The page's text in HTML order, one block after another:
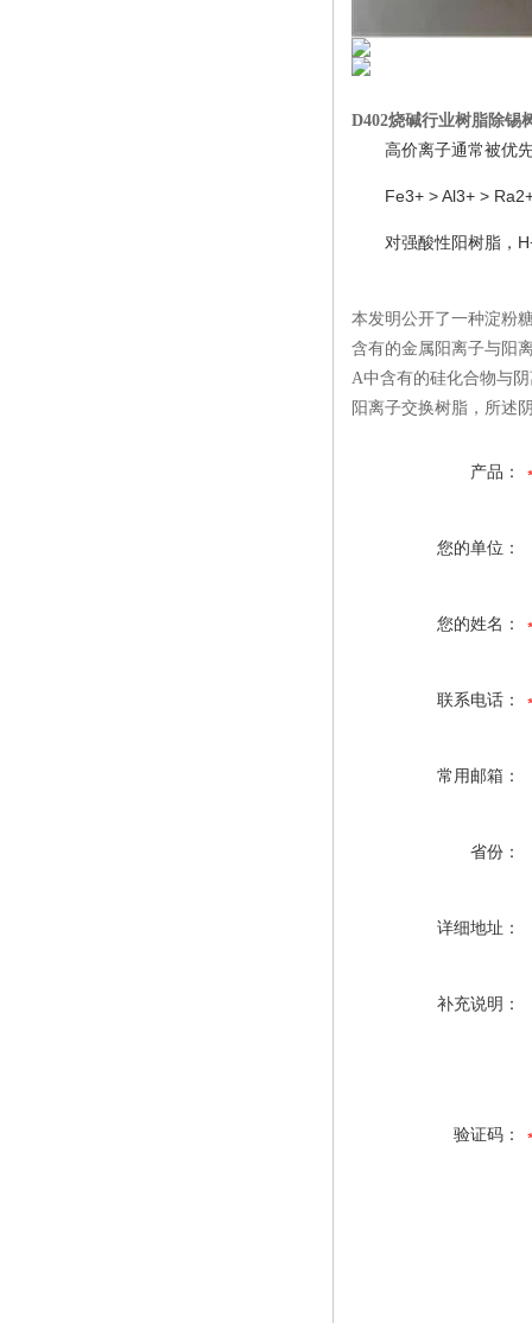
D402烧碱行业树脂除锡
高价离子通常被优
Fe3+ > Al3+ >
对强酸性阳树脂，
本发明公开了一种淀粉
含有的金属阳离子与阳
A中含有的硅化合物与
阳离子交换树脂，所述
产品：
您的单位：
您的姓名：
联系电话：
常用邮箱：
省份：
详细地址：
补充说明：
验证码：